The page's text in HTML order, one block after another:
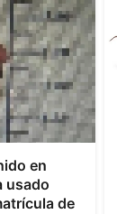
en
usado
de